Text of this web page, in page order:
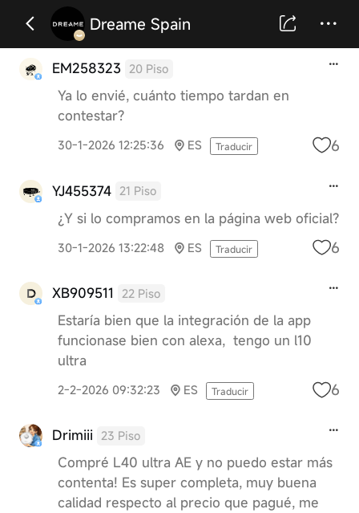
Dreame Spain
EM258323 20 Piso
Ya lo envié, cuánto tiempo tardan en
contestar?
30-1-2026 12:25:36 ES Traducir 6
YJ455374 21 Piso
¿Y si lo compramos en la página web oficial?
30-1-2026 13:22:48 ES Traducir 6
XB909511 22 Piso
Estaría bien que la integración de la app
funcionase bien con alexa, tengo un l10
ultra
2-2-2026 09:32:23 ES Traducir 6
Drimiii 23 Piso
Compré L40 ultra AE y no puedo estar más
contenta! Es super completa, muy buena
calidad respecto al precio que pagué, me